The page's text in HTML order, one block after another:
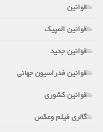
قوانین
قوانین المپیک
قوانین جدید
قوانین فدراسیون جهانی
قوانین کشوری
گالری فیلم وعکس